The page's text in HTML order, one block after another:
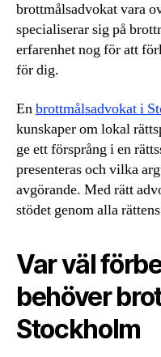
brottmålsadvokat vara
specialiserar sig på
erfarenhet nog för att
för dig.
Enbrottmålsadvokat i
kunskaper om lokal
ge ett försprång i en
presenteras och vilka
avgörande. Med rätt
stödet genom alla
Var väl
behöver
Stockholm